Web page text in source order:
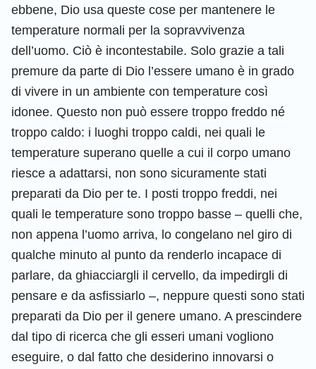
ebbene, Dio usa queste cose per mantenere le
temperature normali per la sopravvivenza
dell’uomo. Ciò è incontestabile. Solo grazie a tali
premure da parte di Dio l’essere umano è in grado
di vivere in un ambiente con temperature così
idonee. Questo non può essere troppo freddo né
troppo caldo: i luoghi troppo caldi, nei quali le
temperature superano quelle a cui il corpo umano
riesce a adattarsi, non sono sicuramente stati
preparati da Dio per te. I posti troppo freddi, nei
quali le temperature sono troppo basse – quelli che,
non appena l’uomo arriva, lo congelano nel giro di
qualche minuto al punto da renderlo incapace di
parlare, da ghiacciargli il cervello, da impedirgli di
pensare e da asfissiarlo –, neppure questi sono stati
preparati da Dio per il genere umano. A prescindere
dal tipo di ricerca che gli esseri umani vogliono
eseguire, o dal fatto che desiderino innovarsi o